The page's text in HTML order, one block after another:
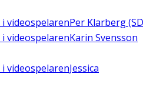
i videospelarenPer Klarberg
i videospelarenKarin Svensson
i videospelarenJessica